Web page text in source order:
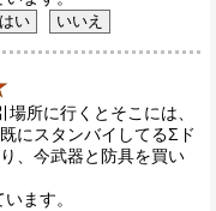
所に行くとそこには、
にスタンバイしてるΣド
、今武器と防具を買い
ます。